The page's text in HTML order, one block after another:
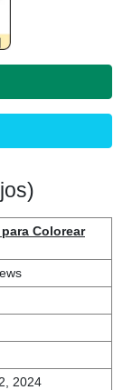
Colorear
2024